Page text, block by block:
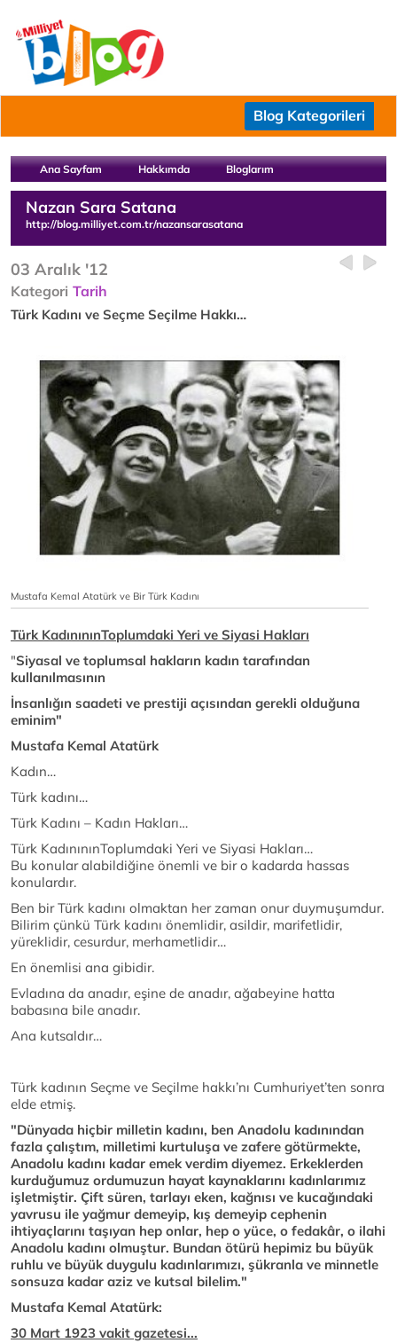
Blog Kategorileri
Ana Sayfam Hakkımda Bloglarım
Nazan Sara Satana
http://blog.milliyet.com.tr/nazansarasatana
03 Aralık '12
Kategori Tarih
Türk Kadını ve Seçme Seçilme Hakkı…
Mustafa Kemal Atatürk ve Bir Türk Kadını
Türk KadınınınToplumdaki Yeri ve Siyasi Hakları
"Siyasal ve toplumsal hakların kadın tarafından
kullanılmasının
İnsanlığın saadeti ve prestiji açısından gerekli olduğuna
eminim"
Mustafa Kemal Atatürk
Kadın…
Türk kadını…
Türk Kadını – Kadın Hakları…
Türk KadınınınToplumdaki Yeri ve Siyasi Hakları…
Bu konular alabildiğine önemli ve bir o kadarda hassas
konulardır.
Ben bir Türk kadını olmaktan her zaman onur duymuşumdur.
Bilirim çünkü Türk kadını önemlidir, asildir, marifetlidir,
yüreklidir, cesurdur, merhametlidir…
En önemlisi ana gibidir.
Evladına da anadır, eşine de anadır, ağabeyine hatta
babasına bile anadır.
Ana kutsaldır…
Türk kadının Seçme ve Seçilme hakkı’nı Cumhuriyet’ten sonra
elde etmiş.
"Dünyada hiçbir milletin kadını, ben Anadolu kadınından
fazla çalıştım, milletimi kurtuluşa ve zafere götürmekte,
Anadolu kadını kadar emek verdim diyemez. Erkeklerden
kurduğumuz ordumuzun hayat kaynaklarını kadınlarımız
işletmiştir. Çift süren, tarlayı eken, kağnısı ve kucağındaki
yavrusu ile yağmur demeyip, kış demeyip cephenin
ihtiyaçlarını taşıyan hep onlar, hep o yüce, o fedakâr, o ilahi
Anadolu kadını olmuştur. Bundan ötürü hepimiz bu büyük
ruhlu ve büyük duygulu kadınlarımızı, şükranla ve minnetle
sonsuza kadar aziz ve kutsal bilelim."
Mustafa Kemal Atatürk:
30 Mart 1923 vakit gazetesi...